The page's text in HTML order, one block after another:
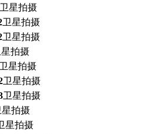
卫星拍摄
卫星拍摄
卫星拍摄
拍摄
卫星拍摄
卫星拍摄
卫星拍摄
星拍摄
星拍摄